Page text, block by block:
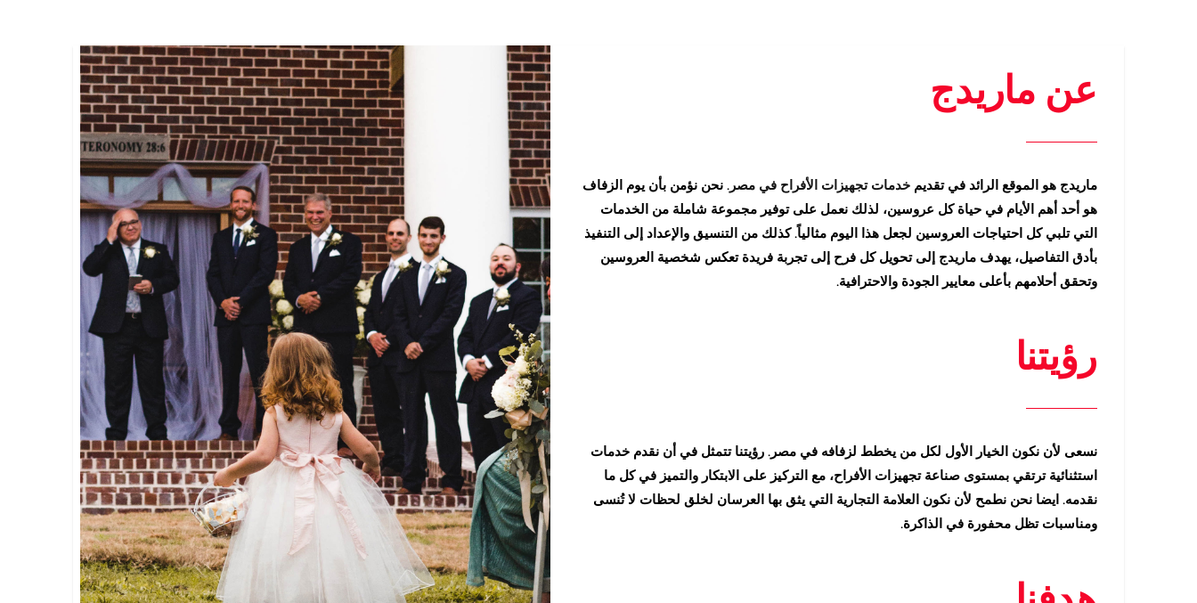
عن ماريدج
ماريدج هو الموقع الرائد في تقديم خدمات تجهيزات الأفراح في مصر . نحن نؤمن بأن يوم الزفاف
هو أحد أهم الأيام في حياة كل عروسين، لذلك نعمل على توفير مجموعة شاملة من الخدمات
التي تلبي كل احتياجات العروسين لجعل هذا اليوم مثالياً. كذلك من التنسيق والإعداد إلى التنفيذ
بأدق التفاصيل، يهدف ماريدج إلى تحويل كل فرح إلى تجربة فريدة تعكس شخصية العروسين
وتحقق أحلامهم بأعلى معايير الجودة والاحترافية.
رؤيتنا
نسعى لأن نكون الخيار الأول لكل من يخطط لزفافه في مصر. رؤيتنا تتمثل في أن نقدم خدمات
استثنائية ترتقي بمستوى صناعة تجهيزات الأفراح، مع التركيز على الابتكار والتميز في كل ما
نقدمه. ايضا نحن نطمح لأن نكون العلامة التجارية التي يثق بها العرسان لخلق لحظات لا تُنسى
ومناسبات تظل محفورة في الذاكرة.